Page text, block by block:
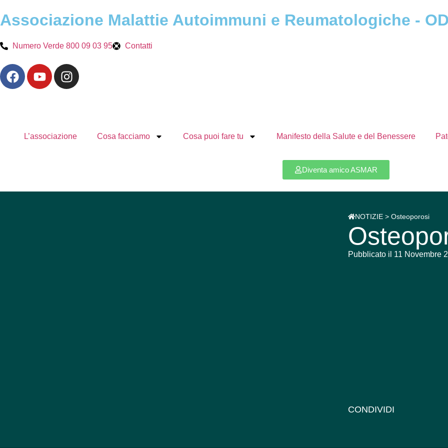
Associazione Malattie Autoimmuni e Reumatologiche -
Numero Verde 800 09 03 95 Contatti
L’associazione Cosa facciamo Cosa puoi fare tu Manifesto della Salute e del Benessere
Diventa amico ASMAR
NOTIZIE > Osteoporosi
Pubblicato il 11 Novembre
CONDIVIDI